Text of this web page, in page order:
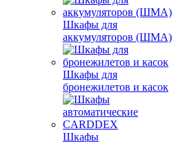
Шкафы для
аккумуляторов (ШМА)
Шкафы для
бронежилетов и касок
Шкафы